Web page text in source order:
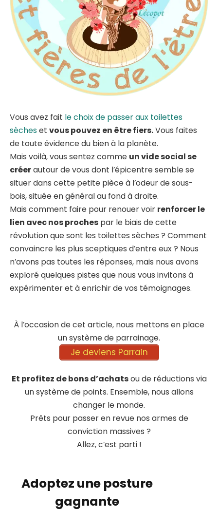
Vous avez fait le choix de passer aux toilettes
sècheset vous pouvez en être fiers.Vous faites
de toute évidence du bien à la planète.
Mais voilà, vous sentez comme un vide social se
créerautour de vous dont l’épicentre semble se
situer dans cette petite pièce à l’odeur de sous-
bois, située en général au fond à droite.
Mais comment faire pour renouer voir renforcer le
lien avec nos proches par le biais de cette
révolution que sont les toilettes sèches ? Comment
convaincre les plus sceptiques d’entre eux ? Nous
n’avons pas toutes les réponses, mais nous avons
exploré quelques pistes que nous vous invitons à
expérimenter et à enrichir de vos témoignages.
À l’occasion de cet article, nous mettons en place
un système de parrainage.
Je deviens Parrain
Et profitez de bons d’achatsou de réductions via
un système de points. Ensemble, nous allons
changer le monde.
Prêts pour passer en revue nos armes de
conviction massives ?
Allez, c’est parti !
Adoptez une posture
gagnante